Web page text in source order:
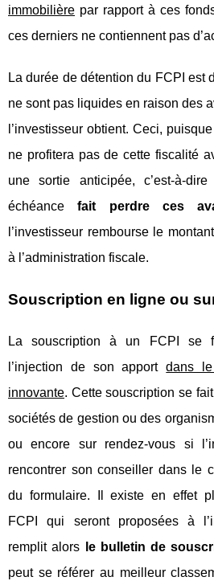
immobilière par rapport à ces
ces derniers ne contiennent pas
La durée de détention du FCPI est
ne sont pas liquides en raison des
l’investisseur obtient. Ceci,
ne profitera pas de cette fiscalité
une sortie anticipée, c’est-à-
échéancefait perdre ces
l’investisseur rembourse le
à l’administration fiscale.
Souscription en ligne ou
La souscription à un FCPI se
l’injection de son apportdans
innovante. Cette souscription se
sociétés de gestion ou des
ou encore sur rendez-vous si
rencontrer son conseiller dans le
du formulaire. Il existe en effet
FCPI qui seront proposées à
remplit alors
le bulletin de
peut se référer au meilleur